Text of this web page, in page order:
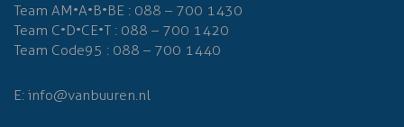
Team AM•A•B•BE : 088 – 700 1430
Team C•D•CE•T : 088 – 700 1420
Team Code95 : 088 – 700 1440
E: info@vanbuuren.nl